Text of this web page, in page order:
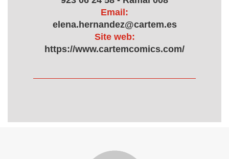
Email:
elena.hernandez@cartem.es
Site web:
https://www.cartemcomics.com/